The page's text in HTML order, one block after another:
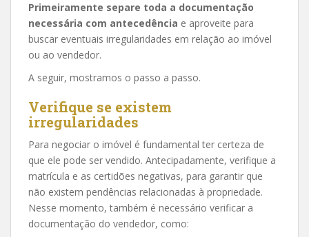
Primeiramente separe toda a documentação
necessária com antecedência e aproveite para
buscar eventuais irregularidades em relação ao imóvel
ou ao vendedor.
A seguir, mostramos o passo a passo.
Verifique se existem
irregularidades
Para negociar o imóvel é fundamental ter certeza de
que ele pode ser vendido. Antecipadamente, verifique a
matrícula e as certidões negativas, para garantir que
não existem pendências relacionadas à propriedade.
Nesse momento, também é necessário verificar a
documentação do vendedor, como: